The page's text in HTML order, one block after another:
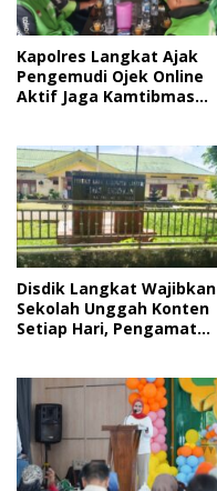
Kapolres Langkat Ajak
Pengemudi Ojek Online
Aktif Jaga Kamtibmas
Disdik Langkat Wajibkan
Sekolah Unggah Konten
Setiap Hari, Pengamat